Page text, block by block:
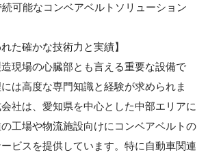
可能なコンベアベルトソリューション
た確かな技術力と実績】
現場の心臓部とも言える重要な設備で
は高度な専門知識と経験が求められま
社は、愛知県を中心とした中部エリアに
工場や物流施設向けにコンベアベルトの
ビスを提供しています。特に自動車関連